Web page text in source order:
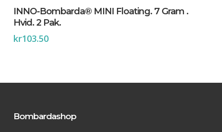
INNO-Bombarda® MINI Floating. 7 Gram .
Hvid. 2 Pak.
kr103.50
Bombardashop